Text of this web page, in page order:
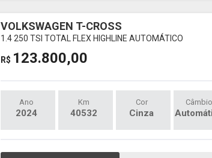
VOLKSWAGEN T-CROSS
1.4 250 TSI TOTAL FLEX HIGHLINE AUTOMÁTICO
R$ 123.800,00
Ano
2024
Km
40532
Cor
Cinza
Câmbio